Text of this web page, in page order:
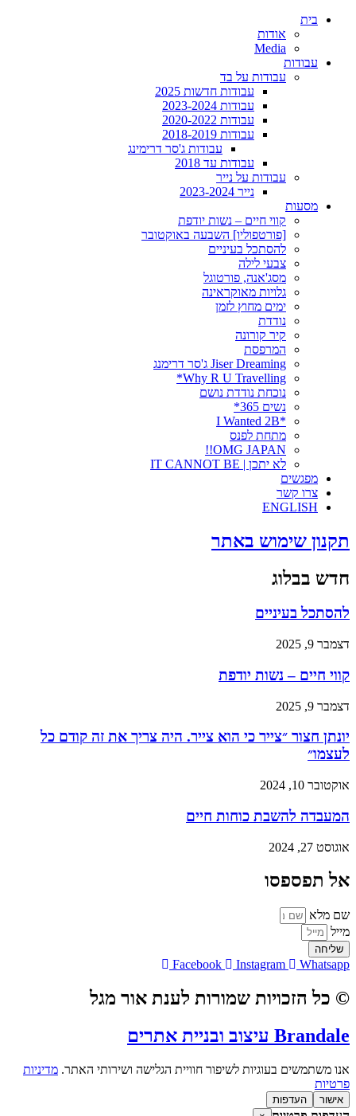
בית
אודות
Media
עבודות
עבודות על בד
עבודות חדשות 2025
עבודות 2023-2024
עבודות 2020-2022
עבודות 2018-2019
עבודות ג'סר דרימינג
עבודות עד 2018
עבודות על נייר
נייר 2023-2024
מסעות
קווי חיים – נשות יודפת
[פורטפוליו] השבעה באוקטובר
להסתכל בעיניים
צבעי לילה
מסג'אנה, פורטוגל
גלויות מאוקראינה
ימים מחוץ לזמן
נודדת
קיר קורונה
המרפסת
Jiser Dreaming ג'סר דרימנג
Why R U Travelling*
נוכחת נודדת נושם
נשים 365*
*I Wanted 2B
מתחת לפנס
OMG JAPAN!!
לא יתכן | IT CANNOT BE
מפגשים
צרו קשר
ENGLISH
תקנון שימוש באתר
חדש בבלוג
להסתכל בעיניים
דצמבר 9, 2025
קווי חיים – נשות יודפת
דצמבר 9, 2025
יונתן חצור ״צייר כי הוא צייר. היה צריך את זה קודם כל
לעצמו״
אוקטובר 10, 2024
המעבדה להשבת כוחות חיים
אוגוסט 27, 2024
אל תפספסו
שם מלא
מייל
שליחה
Facebook Instagram Whatsapp
© כל הזכויות שמורות לענת אור מגל
Brandale עיצוב ובניית אתרים
אנו משתמשים בעוגיות לשיפור חוויית הגלישה ושירותי האתר. מדיניות
פרטיות
אישור העדפות